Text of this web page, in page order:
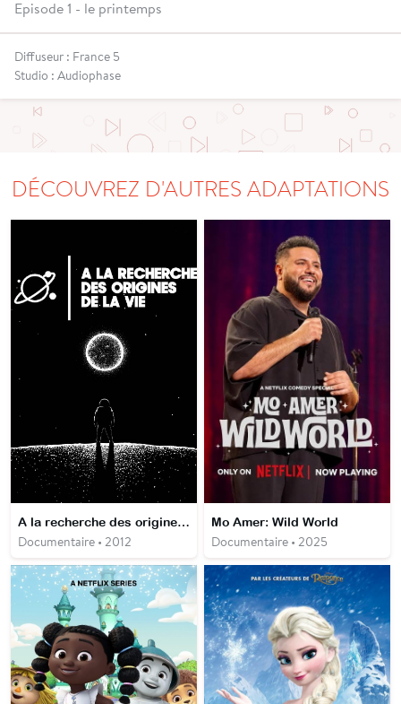
Episode 1 - le printemps
Diffuseur : France 5
Studio : Audiophase
DÉCOUVREZ D'AUTRES ADAPTATIONS
A la recherche des origines de la vie
Documentaire • 2012
Mo Amer: Wild World
Documentaire • 2025